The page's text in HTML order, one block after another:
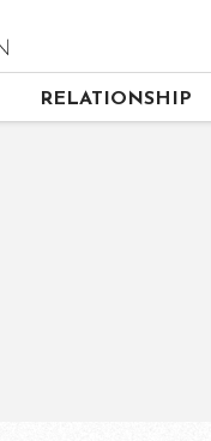
RELATIONSHIP